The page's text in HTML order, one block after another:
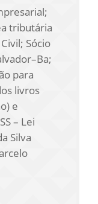
tributária
Sócio
para
livros
e
– Lei
Silva